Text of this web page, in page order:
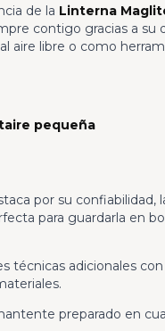
de la Linterna
contigo gracias a
aire libre o como
pequeña
por su confiabilidad,
para guardarla en
técnicas adicionales
preparado en